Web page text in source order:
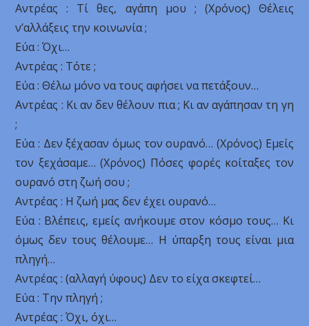
Αντρέας : Τί θες, αγάπη μου ; (Χρόνος) Θέλεις
ν’αλλάξεις την κοινωνία ;
Εύα : Όχι…
Αντρέας : Τότε ;
Εύα : Θέλω μόνο να τους αφήσει να πετάξουν…
Αντρέας : Κι αν δεν θέλουν πια ; Κι αν αγάπησαν τη γη
;
Εύα : Δεν ξέχασαν όμως τον ουρανό… (Χρόνος) Εμείς
τον ξεχάσαμε… (Χρόνος) Πόσες φορές κοίταξες τον
ουρανό στη ζωή σου ;
Αντρέας : Η ζωή μας δεν έχει ουρανό…
Εύα : Βλέπεις, εμείς ανήκουμε στον κόσμο τους… Κι
όμως δεν τους θέλουμε… Η ύπαρξη τους είναι μια
πληγή…
Αντρέας : (αλλαγή ύφους) Δεν το είχα σκεφτεί…
Εύα : Την πληγή ;
Αντρέας : Όχι, όχι…